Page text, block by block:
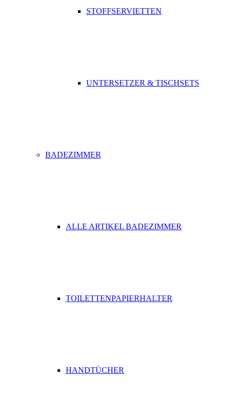
STOFFSERVIETTEN
UNTERSETZER & TISCHSETS
BADEZIMMER
ALLE ARTIKEL BADEZIMMER
TOILETTENPAPIERHALTER
HANDTÜCHER